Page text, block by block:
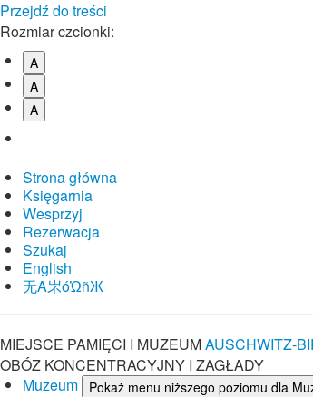
Przejdź do treści
Rozmiar czcionki:
A
A
A
Strona główna
Księgarnia
Wesprzyj
Rezerwacja
Szukaj
English
⽆A㞸óὨñЖ
MIEJSCE PAMIĘCI I MUZEUMAUSCHWITZ-
OBÓZ KONCENTRACYJNY I ZAGŁADY
Muzeum
Pokaż menu niższego poziomu dla